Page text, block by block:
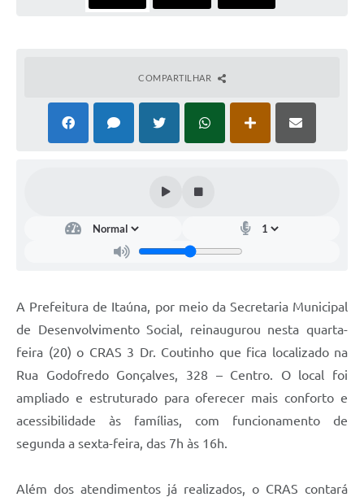
COMPARTILHAR
A Prefeitura de Itaúna, por meio da Secretaria Municipal
de Desenvolvimento Social, reinaugurou nesta quarta-
feira (20) o CRAS 3 Dr. Coutinho que fica localizado na
Rua Godofredo Gonçalves, 328 – Centro. O local foi
ampliado e estruturado para oferecer mais conforto e
acessibilidade às famílias, com funcionamento de
segunda a sexta-feira, das 7h às 16h.
Além dos atendimentos já realizados, o CRAS contará